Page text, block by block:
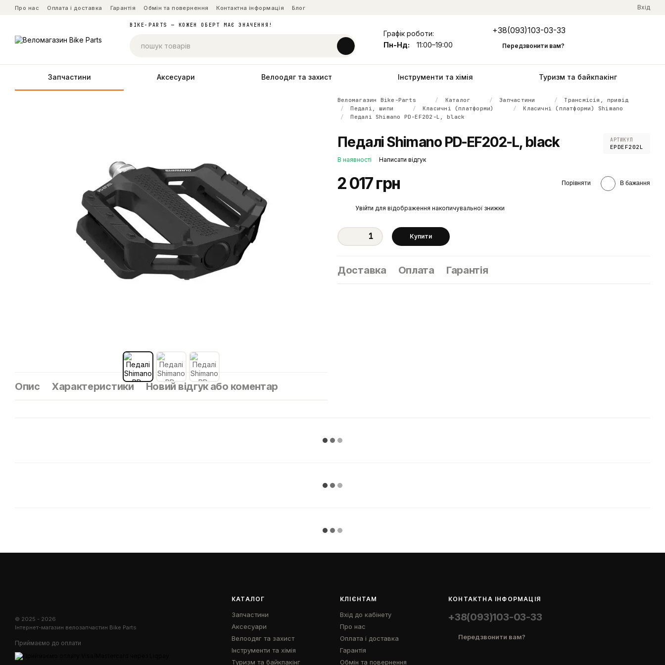
Перейти до основного контенту
Про нас Оплата і доставка Гарантія Обмін та повернення Контактна інформація Блог Вхід
BIKE-PARTS — КОЖЕН ОБЕРТ МАЄ ЗНАЧЕННЯ!
Графік роботи:
Пн-Нд:
11:00–19:00
+38(093)103-03-33
Передзвонити вам?
Запчастини Аксесуари Велоодяг та захист Інструменти та хімія Туризм та байкпакінг
Опис Характеристики Новий відгук або коментар
Веломагазин Bike-Parts Каталог Запчастини
Трансмісія, привід
Педалі, шипи
Класичні (платформи)
Класичні (платформи) Shimano
Педалі Shimano PD-EF202-L, black
Педалі Shimano PD-EF202-L, black АРТИКУЛ
EPDEF202L
В наявності Написати відгук
2 017 грн Порівняти В бажання
Увійти для відображення накопичувальної знижки
Купити
Доставка Оплата Гарантія
© 2025 - 2026
Інтернет-магазин велозапчастин Bike Parts
Приймаємо до оплати
КАТАЛОГ
Запчастини
Аксесуари
Велоодяг та захист
Інструменти та хімія
Туризм та байкпакінг
КЛІЄНТАМ
Вхід до кабінету
Про нас
Оплата і доставка
Гарантія
Обмін та повернення
КОНТАКТНА ІНФОРМАЦІЯ
+38(093)103-03-33
Передзвонити вам?